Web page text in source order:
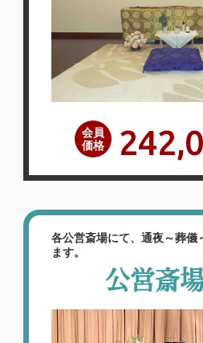
泉屋 メモ
（〒630-0215 奈良県
目125-2）
【お客様のご意見】病
皆様も対応もすごく良
関しても文句無しに満
用もご相談に乗って頂
プランでして頂けたの
ります。皆様、お世話
とうございまし…
詳しく
会員
価格
各公営斎場にて、通夜～葬儀
ます。
公営斎